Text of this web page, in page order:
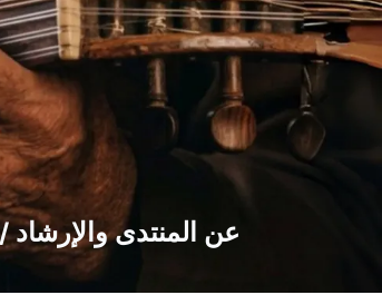
عن المنتدى والإرشاد